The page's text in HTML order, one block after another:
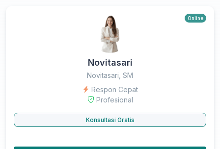
Online
Novitasari
Novitasari, SM
Respon Cepat
Profesional
Konsultasi Gratis